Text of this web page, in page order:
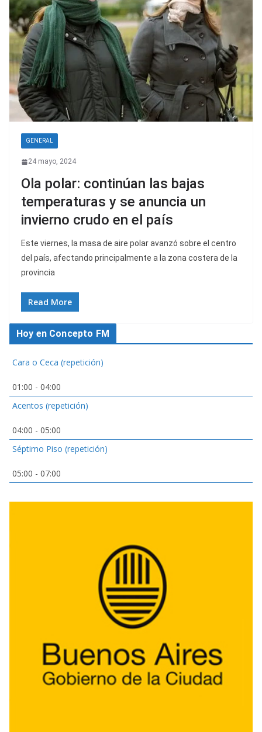
GENERAL
24 mayo, 2024
Ola polar: continúan las bajas
temperaturas y se anuncia un
invierno crudo en el país
Este viernes, la masa de aire polar avanzó sobre el centro
del país, afectando principalmente a la zona costera de la
provincia
Read More
Hoy en Concepto FM
Cara o Ceca (repetición)
01:00 - 04:00
Acentos (repetición)
04:00 - 05:00
Séptimo Piso (repetición)
05:00 - 07:00